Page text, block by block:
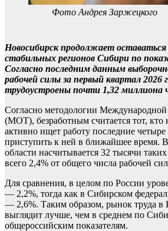
Фото Андрея Заржецкого
Новосибирск продолжает оставаться
стабильных регионов Сибири по
Согласно последним данным
рабочей силы за первый квартал 2026
трудоустроены почти 1,32 миллиона
Согласно методологии Международной
(МОТ), безработным считается тот, кто
активно ищет работу последние четыре
приступить к ней в ближайшее время.
области насчитывается 32 тысячи
всего 2,4% от общего числа рабочей
Для сравнения, в целом по России
— 2,2%, тогда как в Сибирском
— 2,6%. Таким образом, рынок труда в
выглядит лучше, чем в среднем по
общероссийским показателям.